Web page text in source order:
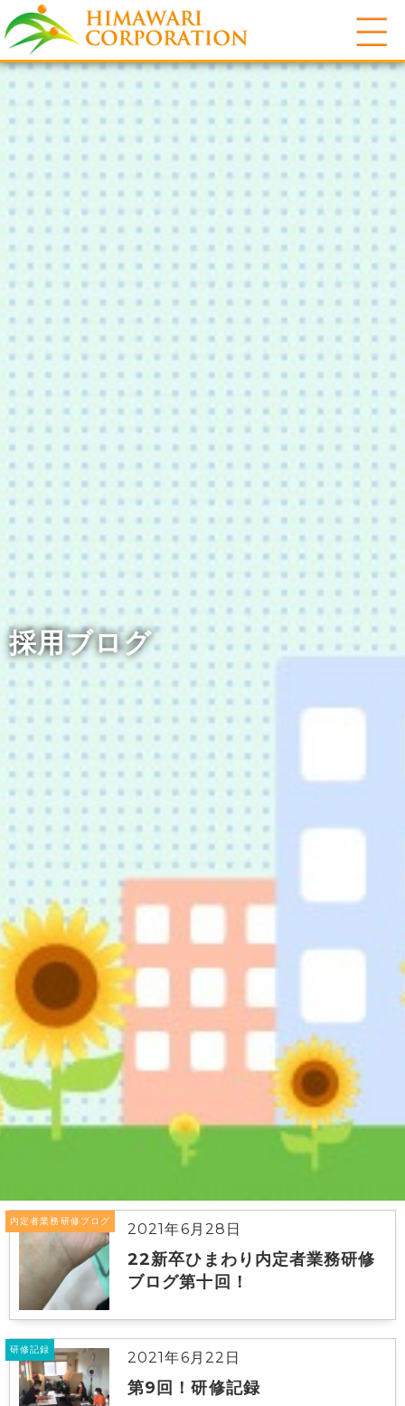
採用ブログ
内定者業務研修ブログ 2021年6月28日
22新卒ひまわり内定者業務研修
ブログ第十回！
研修記録 2021年6月22日
第9回！研修記録